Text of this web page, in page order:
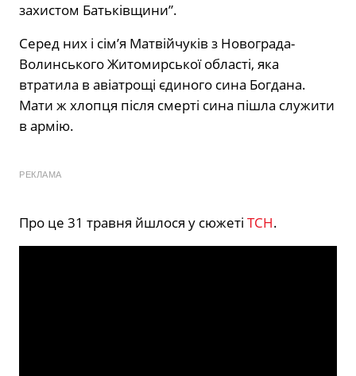
захистом Батьківщини”.
Серед них і сім’я Матвійчуків з Новограда-
Волинського Житомирської області, яка
втратила в авіатрощі єдиного сина Богдана.
Мати ж хлопця після смерті сина пішла служити
в армію.
РЕКЛАМА
Про це 31 травня йшлося у сюжеті ТСН.